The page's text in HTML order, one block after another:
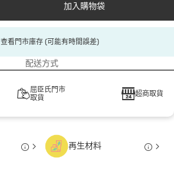
加入購物袋
查看門市庫存 (可能有時間誤差)
配送方式
屈臣氏門市
取貨
超商取貨
再生材料